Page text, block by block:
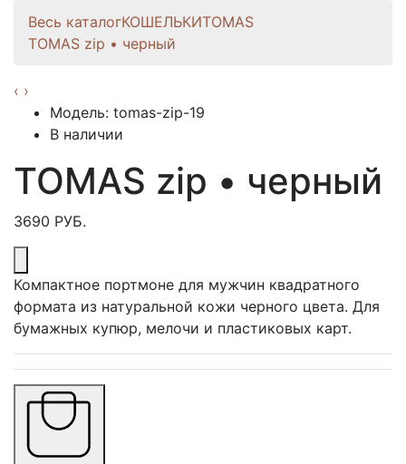
Весь каталогКОШЕЛЬКИTOMAS
TOMAS zip • черный
‹ ›
Модель: tomas-zip-19
В наличии
TOMAS zip • черный
3690 РУБ.
Компактное портмоне для мужчин квадратного
формата из натуральной кожи черного цвета. Для
бумажных купюр, мелочи и пластиковых карт.